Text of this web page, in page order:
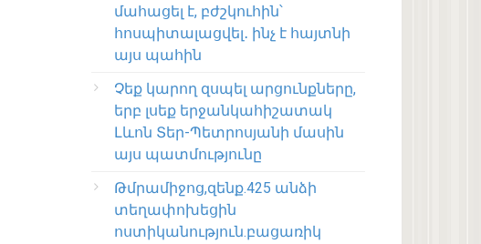
մահացել է, բժշկուհին՝
հոսպիտալացվել․ ինչ է հայտնի
այս պահին
Չեք կարող զսպել արցունքները,
երբ լսեք երջանկահիշատակ
Լևոն Տեր-Պետրոսյանի մասին
այս պատմությունը
Թմրամիջոց,զենք.425 անձի
տեղափոխեցին
ոստիկանություն.բացառիկ